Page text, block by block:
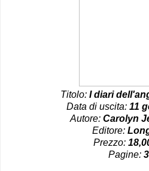
Titolo: I diari
Data di uscita: 11
Autore: Carolyn
Editore:
Prezzo:
Pagine: